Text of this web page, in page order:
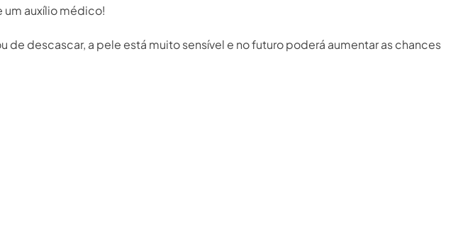
um auxílio médico!⁣
descascar, a pele está muito sensível e no futuro poderá aumentar as chances